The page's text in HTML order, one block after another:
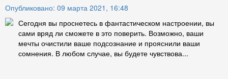
Опубликовано: 09 марта 2021, 16:48
Сегодня вы проснетесь в фантастическом настроении, вы
сами вряд ли сможете в это поверить. Возможно, ваши
мечты очистили ваше подсознание и прояснили ваши
сомнения. В любом случае, вы будете чувствова...